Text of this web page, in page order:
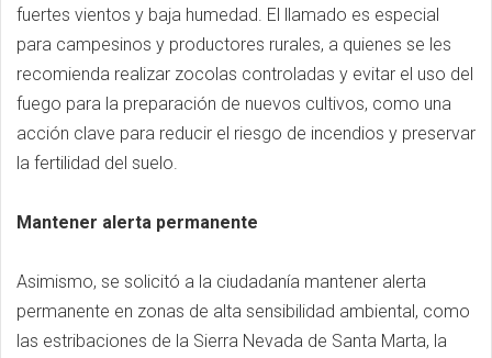
fuertes vientos y baja humedad. El llamado es especial
para campesinos y productores rurales, a quienes se les
recomienda realizar zocolas controladas y evitar el uso del
fuego para la preparación de nuevos cultivos, como una
acción clave para reducir el riesgo de incendios y preservar
la fertilidad del suelo.
Mantener alerta permanente
Asimismo, se solicitó a la ciudadanía mantener alerta
permanente en zonas de alta sensibilidad ambiental, como
las estribaciones de la Sierra Nevada de Santa Marta, la